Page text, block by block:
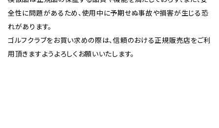
全性に問題があるため、使用中に予期せぬ事故や損害が生じる恐
れがあります。
ゴルフクラブをお買い求めの際は、信頼のおける正規販売店をご利
用頂きますようよろしくお願いいたします。